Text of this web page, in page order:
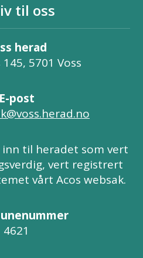
til oss
herad
5701 Voss
E-post
til heradet som vert
vert registrert
vårt Acos websak.
4621